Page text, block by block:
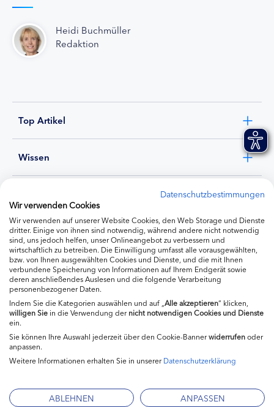
Heidi Buchmüller
Redaktion
Top Artikel
Wissen
Ernährung
Produkte
Impressum
Mediadaten
Datenschutzbestimmungen
Wir verwenden Cookies
Wir verwenden auf unserer Website Cookies, den Web Storage und Dienste
dritter. Einige von ihnen sind notwendig, während andere nicht notwendig
sind, uns jedoch helfen, unser Onlineangebot zu verbessern und
wirtschaftlich zu betreiben. Die Einwilligung umfasst alle vorausgewählten,
bzw. von Ihnen ausgewählten Cookies und Dienste, und die mit Ihnen
verbundene Speicherung von Informationen auf Ihrem Endgerät sowie
deren anschließendes Auslesen und die folgende Verarbeitung
personenbezogener Daten.
Indem Sie die Kategorien auswählen und auf „ Alle akzeptieren“ klicken,
willigenSie in die Verwendung dernicht notwendigen Cookies und Dienste
ein.
Sie können Ihre Auswahl jederzeit über den Cookie-Bannerwiderrufenoder
anpassen.
Weitere Informationen erhalten Sie in unsererDatenschutzerklärung
ABLEHNEN ANPASSEN